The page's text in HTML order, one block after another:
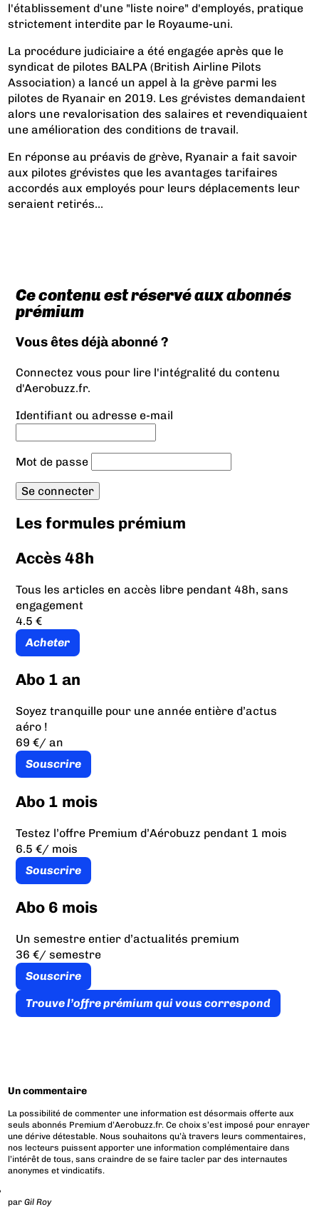
l'établissement d'une "liste noire" d'employés, pratique
strictement interdite par le Royaume-uni.
La procédure judiciaire a été engagée après que le
syndicat de pilotes BALPA (British Airline Pilots
Association) a lancé un appel à la grève parmi les
pilotes de Ryanair en 2019. Les grévistes demandaient
alors une revalorisation des salaires et revendiquaient
une amélioration des conditions de travail.
En réponse au préavis de grève, Ryanair a fait savoir
aux pilotes grévistes que les avantages tarifaires
accordés aux employés pour leurs déplacements leur
seraient retirés...
Ce contenu est réservé aux abonnés
prémium
Vous êtes déjà abonné ?
Connectez vous pour lire l'intégralité du contenu
d'Aerobuzz.fr.
Identifiant ou adresse e-mail
Mot de passe
Les formules prémium
Accès 48h
Tous les articles en accès libre pendant 48h, sans
engagement
4.5 €
Acheter
Abo 1 an
Soyez tranquille pour une année entière d’actus
aéro !
69 €/ an
Souscrire
Abo 1 mois
Testez l’offre Premium d’Aérobuzz pendant 1 mois
6.5 €/ mois
Souscrire
Abo 6 mois
Un semestre entier d’actualités premium
36 €/ semestre
Souscrire
Trouve l’offre prémium qui vous correspond
Un commentaire
La possibilité de commenter une information est désormais offerte aux
seuls abonnés Premium d’Aerobuzz.fr. Ce choix s’est imposé pour enrayer
une dérive détestable. Nous souhaitons qu’à travers leurs commentaires,
nos lecteurs puissent apporter une information complémentaire dans
l’intérêt de tous, sans craindre de se faire tacler par des internautes
anonymes et vindicatifs.
parGil Roy